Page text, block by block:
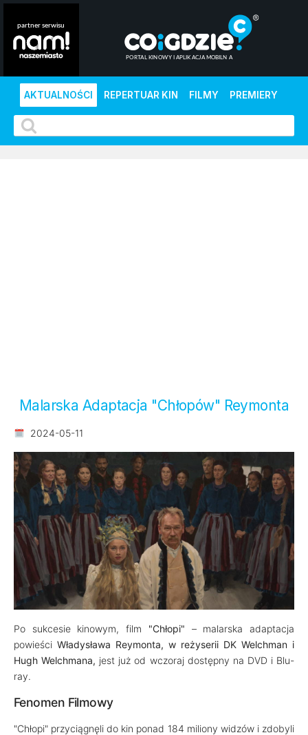
AKTUALNOŚCI REPERTUAR KIN FILMY PREMIERY
Malarska Adaptacja "Chłopów" Reymonta
2024-05-11
Po sukcesie kinowym, film "Chłopi" – malarska adaptacja
powieści Władysława Reymonta, w reżyserii DK Welchman i
Hugh Welchmana, jest już od wczoraj dostępny na DVD i Blu-
ray.
Fenomen Filmowy
"Chłopi" przyciągnęli do kin ponad 184 miliony widzów i zdobyli